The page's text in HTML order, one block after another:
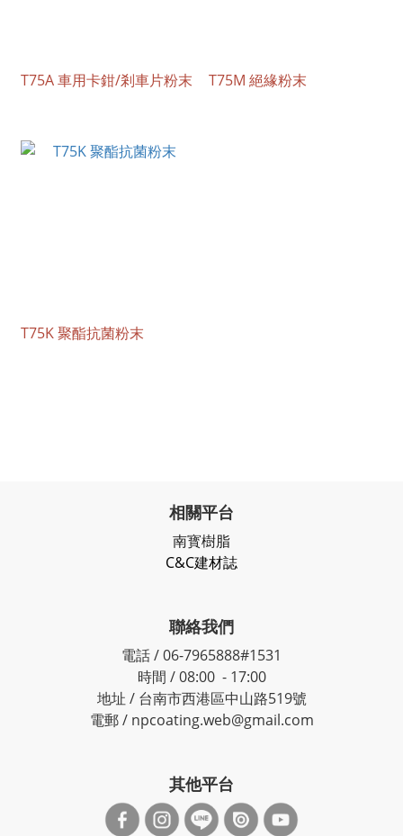
T75A 車用卡鉗/剎車片粉末 T75M 絕緣粉末
T75K 聚酯抗菌粉末
相關平台
南寳樹脂
C&C建材誌
聯絡我們
電話 / 06-7965888#1531
時間 / 08:00 - 17:00
地址 / 台南市西港區中山路519號
電郵 / npcoating.web@gmail.com
其他平台